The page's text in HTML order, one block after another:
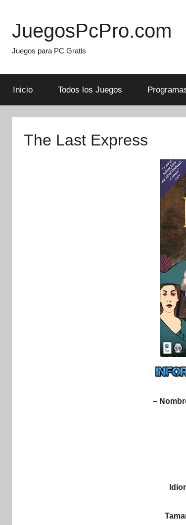
content
JuegosPcPro.com
Juegos para PC Gratis
Inicio Todos los Juegos
The Last Express
–